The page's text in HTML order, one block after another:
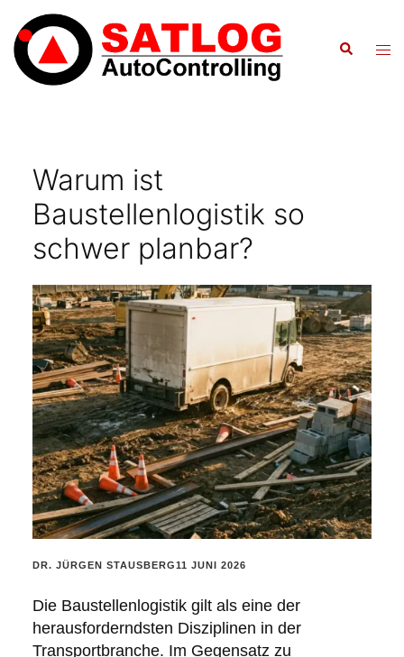
Inhalt
springen
Suche
Warum ist
Baustellenlogistik so
schwer planbar?
POSTED
DR. JÜRGEN STAUSBERG11 JUNI 2026
Die Baustellenlogistik gilt als eine der
herausforderndsten Disziplinen in der
Transportbranche. Im Gegensatz zu